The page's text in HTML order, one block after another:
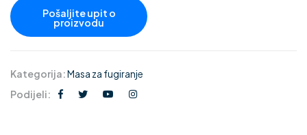
Kategorija:Masa za fugiranje
Podijeli: